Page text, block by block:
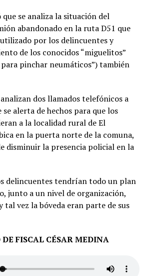
que se analiza la situación del
abandonado en la ruta D51 que
por los delincuentes y
de los conocidos “miguelitos”
para pinchar neumáticos”) también
dos llamados telefónicos a
alerta de hechos para que los
a la localidad rural de El
en la puerta norte de la comuna,
disminuir la presencia policial en la
delincuentes tendrían todo un plan
junto a un nivel de organización,
tal vez la bóveda eran parte de sus
DE FISCAL CÉSAR MEDINA